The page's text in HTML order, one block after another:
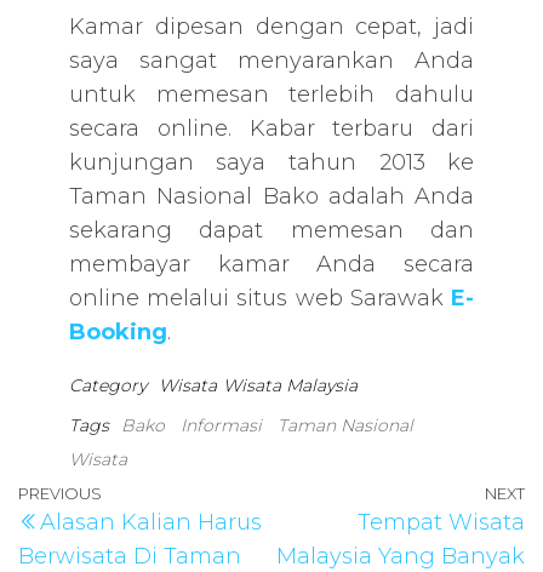
Kamar dipesan dengan cepat, jadi
saya sangat menyarankan Anda
untuk memesan terlebih dahulu
secara online. Kabar terbaru dari
kunjungan saya tahun 2013 ke
Taman Nasional Bako adalah Anda
sekarang dapat memesan dan
membayar kamar Anda secara
online melalui situs web Sarawak E-
Booking.
Category Wisata Wisata Malaysia
Tags
Bako Informasi
Taman Nasional
Wisata
Post
navigation
Previous
Post
PREVIOUS
Alasan Kalian Harus
Berwisata Di Taman
NEXT
Tempat Wisata
Malaysia Yang Banyak